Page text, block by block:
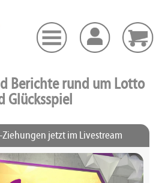
Berichte rund um Lotto
Glücksspiel
jetzt im Livestream